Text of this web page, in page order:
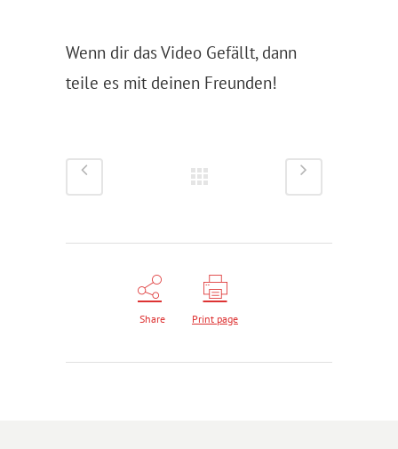
Wenn dir das Video Gefällt, dann
teile es mit deinen Freunden!
Share Print page